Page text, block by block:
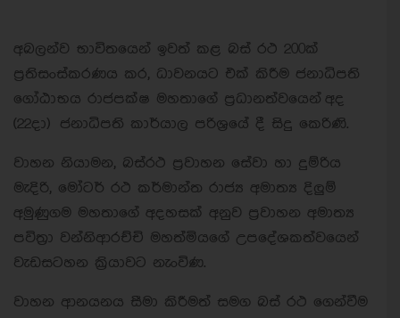
අබලන්ව භාවිතයෙන් ඉවත් කළ බස් රථ 200ක්
ප්‍රතිසංස්කරණය කර, ධාවනයට එක් කිරීම ජනාධිපති
ගෝඨාභය රාජපක්ෂ මහතාගේ ප්‍රධානත්වයෙන් අද
(22දා) ජනාධිපති කාර්යාල පරිශ්‍රයේ දී සිදු කෙරිණි.
වාහන නියාමන, බස්රථ ප්‍රවාහන සේවා හා දුම්රිය
මැදිරි, මෝටර් රථ කර්මාන්ත රාජ්‍ය අමාත්‍ය දිලුම්
අමුණුගම මහතාගේ අදහසක් අනුව ප්‍රවාහන අමාත්‍ය
පවිත්‍රා වන්නිආරච්චි මහත්මියගේ උපදේශකත්වයෙන්
වැඩසටහන ක්‍රියාවට නැංවිණ.
වාහන ආනයනය සීමා කිරීමත් සමග බස් රථ ගෙන්වීම